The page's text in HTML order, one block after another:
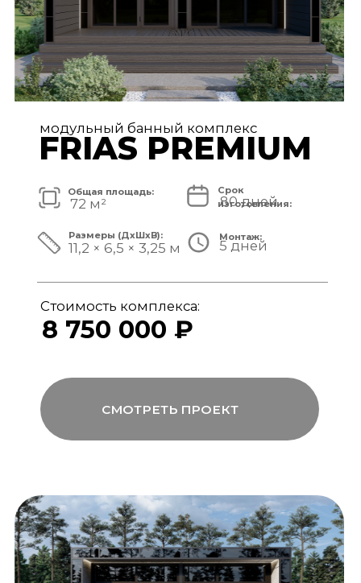
6 950 000 ₽
11,7 × 3,9 × 3,25 м
80 дней
48 м²
Общая площадь:
модульный банный комплекс
TISAN LUXE